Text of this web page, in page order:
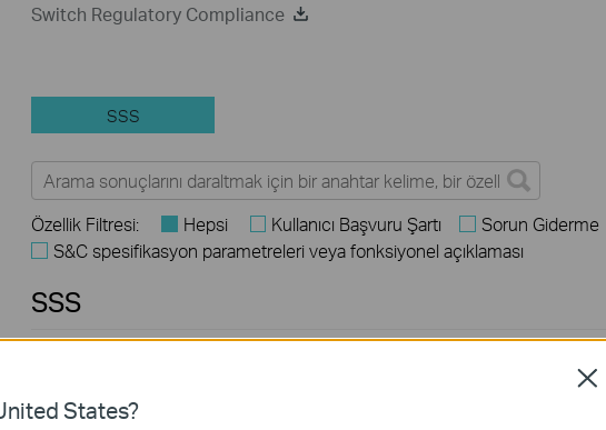
Switch Regulatory Compliance
SSS
Özellik Filtresi: Hepsi Kullanıcı Başvuru Şartı
Sorun Giderme
S&C spesifikasyon parametreleri veya fonksiyonel açıklaması
SSS
States?
Close